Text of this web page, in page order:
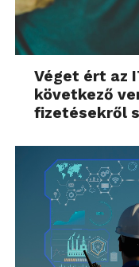
Véget ért az
következő
fizetésekről